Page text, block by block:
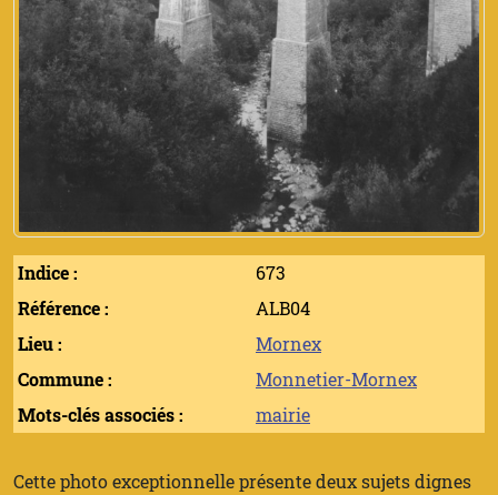
Indice :
673
Référence :
ALB04
Lieu :
Mornex
Commune :
Monnetier-Mornex
Mots-clés associés :
mairie
Cette photo exceptionnelle présente deux sujets dignes